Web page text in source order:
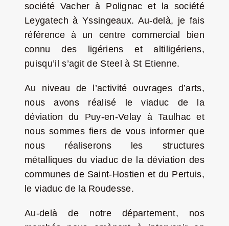
société Vacher à Polignac et la société
Leygatech à Yssingeaux. Au-delà, je fais
référence à un centre commercial bien
connu des ligériens et altiligériens,
puisqu’il s’agit de Steel à St Etienne.
Au niveau de l’activité ouvrages d’arts,
nous avons réalisé le viaduc de la
déviation du Puy-en-Velay à Taulhac et
nous sommes fiers de vous informer que
nous réaliserons les structures
métalliques du viaduc de la déviation des
communes de Saint-Hostien et du Pertuis,
le viaduc de la Roudesse.
Au-delà de notre département, nos